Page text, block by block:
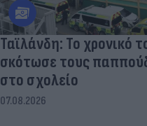
Ταϊλάνδη: Το χρονικό
σκότωσε τους
στο σχολείο